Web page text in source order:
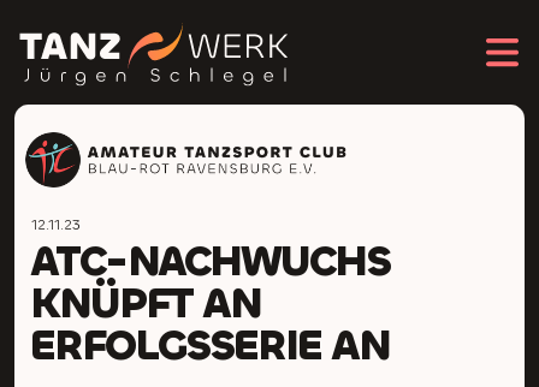
12.11.23
ATC-NACHWUCHS
KNÜPFT AN
ERFOLGSSERIE AN